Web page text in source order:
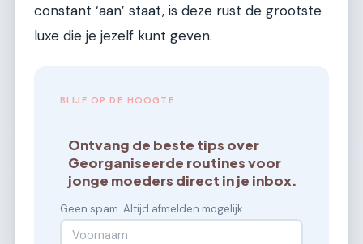
constant ‘aan’ staat, is deze rust de grootste
luxe die je jezelf kunt geven.
BLIJF OP DE HOOGTE
Ontvang de beste tips over
Georganiseerde routines voor
jonge moeders direct in je inbox.
Geen spam. Altijd afmelden mogelijk.